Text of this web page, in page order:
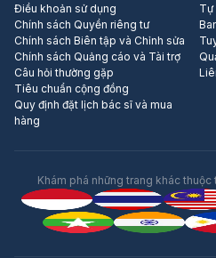
Điều khoản sử dụng
Chính sách Quyền riêng tư
Chính sách Biên tập và Chỉnh sửa
Chính sách Quảng cáo và Tài trợ
Câu hỏi thường gặp
Tiêu chuẩn cộng đồng
Quy định đặt lịch bác sĩ và mua
hàng
Tự
Khám phá những trang khác